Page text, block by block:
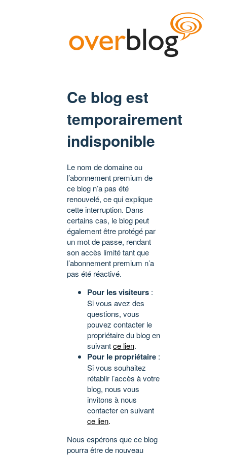
Ce blog est
temporairement
indisponible
Le nom de domaine ou
l’abonnement premium de
ce blog n’a pas été
renouvelé, ce qui explique
cette interruption. Dans
certains cas, le blog peut
également être protégé par
un mot de passe, rendant
son accès limité tant que
l’abonnement premium n’a
pas été réactivé.
Pour les visiteurs :
Si vous avez des
questions, vous
pouvez contacter le
propriétaire du blog en
suivantce lien.
Pour le propriétaire :
Si vous souhaitez
rétablir l’accès à votre
blog, nous vous
invitons à nous
contacter en suivant
ce lien.
Nous espérons que ce blog
pourra être de nouveau